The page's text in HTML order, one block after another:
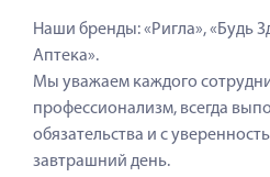
Наши бренды: «Ригла», «Будь
Аптека».
Мы уважаем каждого
профессионализм, всегда
обязательства и с
завтрашний день.